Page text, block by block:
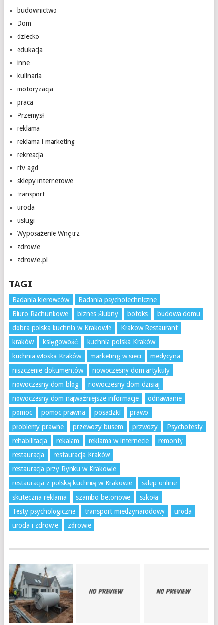
budownictwo
Dom
dziecko
edukacja
inne
kulinaria
motoryzacja
praca
Przemysł
reklama
reklama i marketing
rekreacja
rtv agd
sklepy internetowe
transport
uroda
usługi
Wyposażenie Wnętrz
zdrowie
zdrowie.pl
TAGI
Badania kierowców
Badania psychotechniczne
Biuro Rachunkowe
biznes ślubny botoks
budowa domu
dobra polska kuchnia w Krakowie
Krakow Restaurant
kraków
księgowość
kuchnia polska Kraków
kuchnia włoska Kraków
marketing w sieci
medycyna
niszczenie dokumentów
nowoczesny dom artykuły
nowoczesny dom blog
nowoczesny dom dzisiaj
nowoczesny dom najważniejsze informacje
odnawianie
pomoc
pomoc prawna posadzki
prawo
problemy prawne
przewozy busem przwozy
Psychotesty
rehabilitacja
rekalam reklama w internecie
remonty
restauracja
restauracja Kraków
restauracja przy Rynku w Krakowie
restauracja z polską kuchnią w Krakowie
sklep online
skuteczna reklama
szambo betonowe
szkoła
Testy psychologiczne
transport miedzynarodowy
uroda
uroda i zdrowie
zdrowie